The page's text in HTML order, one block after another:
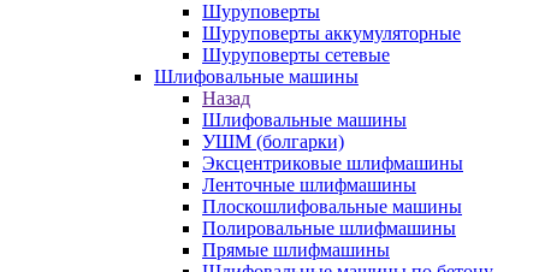
Шуруповерты
Шуруповерты аккумуляторные
Шуруповерты сетевые
Шлифовальные машины
Назад
Шлифовальные машины
УШМ (болгарки)
Эксцентриковые шлифмашины
Ленточные шлифмашины
Плоскошлифовальные машины
Полировальные шлифмашины
Прямые шлифмашины